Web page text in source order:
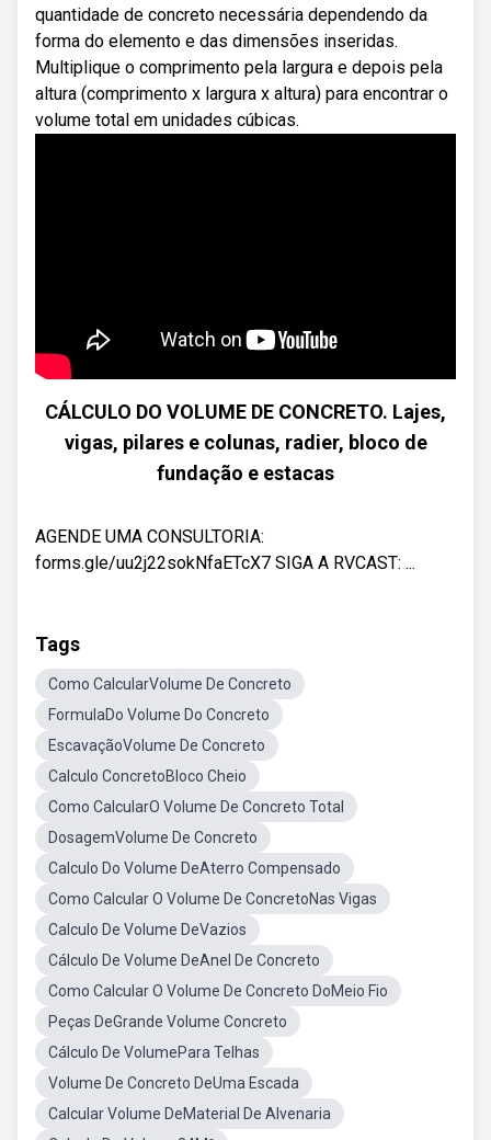
quantidade de concreto necessária dependendo da
forma do elemento e das dimensões inseridas.
Multiplique o comprimento pela largura e depois pela
altura (comprimento x largura x altura) para encontrar o
volume total em unidades cúbicas.
CÁLCULO DO VOLUME DE CONCRETO. Lajes,
vigas, pilares e colunas, radier, bloco de
fundação e estacas
AGENDE UMA CONSULTORIA:
forms.gle/uu2j22sokNfaETcX7 SIGA A RVCAST: ...
Tags
Como CalcularVolume De Concreto
FormulaDo Volume Do Concreto
EscavaçãoVolume De Concreto
Calculo ConcretoBloco Cheio
Como CalcularO Volume De Concreto Total
DosagemVolume De Concreto
Calculo Do Volume DeAterro Compensado
Como Calcular O Volume De ConcretoNas Vigas
Calculo De Volume DeVazios
Cálculo De Volume DeAnel De Concreto
Como Calcular O Volume De Concreto DoMeio Fio
Peças DeGrande Volume Concreto
Cálculo De VolumePara Telhas
Volume De Concreto DeUma Escada
Calcular Volume DeMaterial De Alvenaria